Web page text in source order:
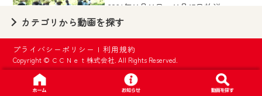
2024年11月11日～11月17日放送
テーマ：東郷町のトピックス
再生時間：00:03:05
登録日：2024/11/11
【東郷】尾三消防本部 大規模災害対策訓練
2024年11月4日～11月10日放送
カテゴリから動画を探す
プライバシーポリシー |利用規約
Copyright © ＣＣＮｅｔ株式会社. All Rights Reserved.
要となります。
※MyIDとは、CCNet Web TVを含むCCNetの
各種サービスをご利用頂くためのIDです。
IDはお客様が使っているメールアドレス
で設定できます。